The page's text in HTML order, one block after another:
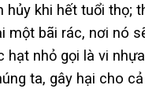
hủy khi hết tuổi thọ;
một bãi rác, nơi nó
hạt nhỏ gọi là vi
ta, gây hại cho